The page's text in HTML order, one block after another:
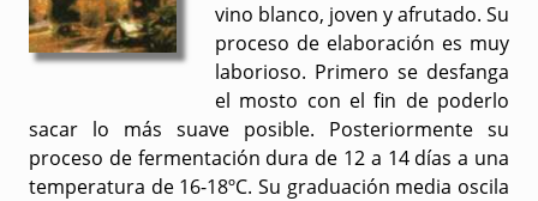
vino blanco, joven y afrutado. Su
proceso de elaboración es muy
laborioso. Primero se desfanga
el mosto con el fin de poderlo
sacar lo más suave posible. Posteriormente su
proceso de fermentación dura de 12 a 14 días a una
temperatura de 16-18ºC. Su graduación media oscila